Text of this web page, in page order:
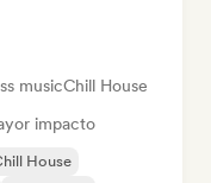
musicChill House
impacto
House